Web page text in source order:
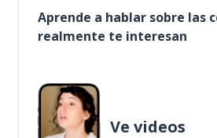
Aprende a hablar sobre las
realmente te interesan
Ve videos